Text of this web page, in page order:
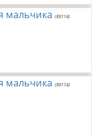
мальчика (89114)
мальчика (89114)